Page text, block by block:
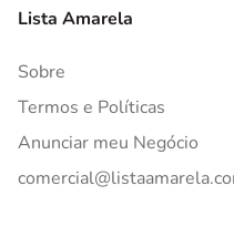
Lista Amarela
Sobre
Termos e Políticas
Anunciar meu Negócio